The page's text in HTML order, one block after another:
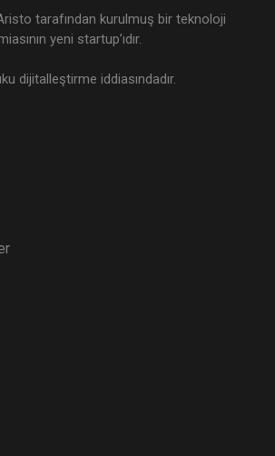
tarafından kurulmuş bir teknoloji
yeni startup’ıdır.
dijitalleştirme iddiasındadır.